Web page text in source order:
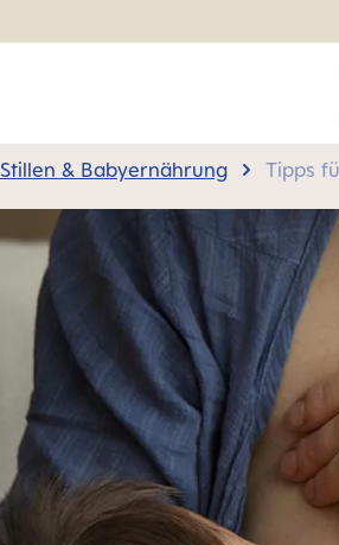
Stillen & Babyernährung Tipps